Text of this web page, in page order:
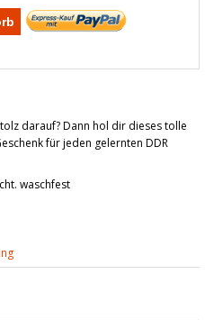
darauf? Dann hol dir dieses tolle
für jeden gelernten DDR
waschfest